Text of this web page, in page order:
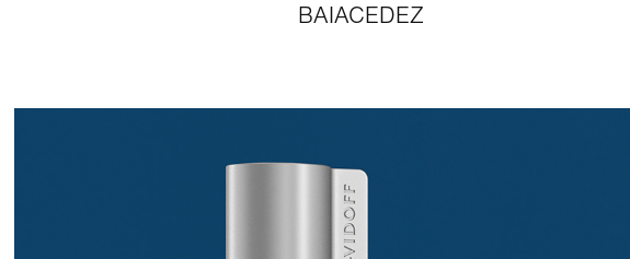
BAIACEDEZ